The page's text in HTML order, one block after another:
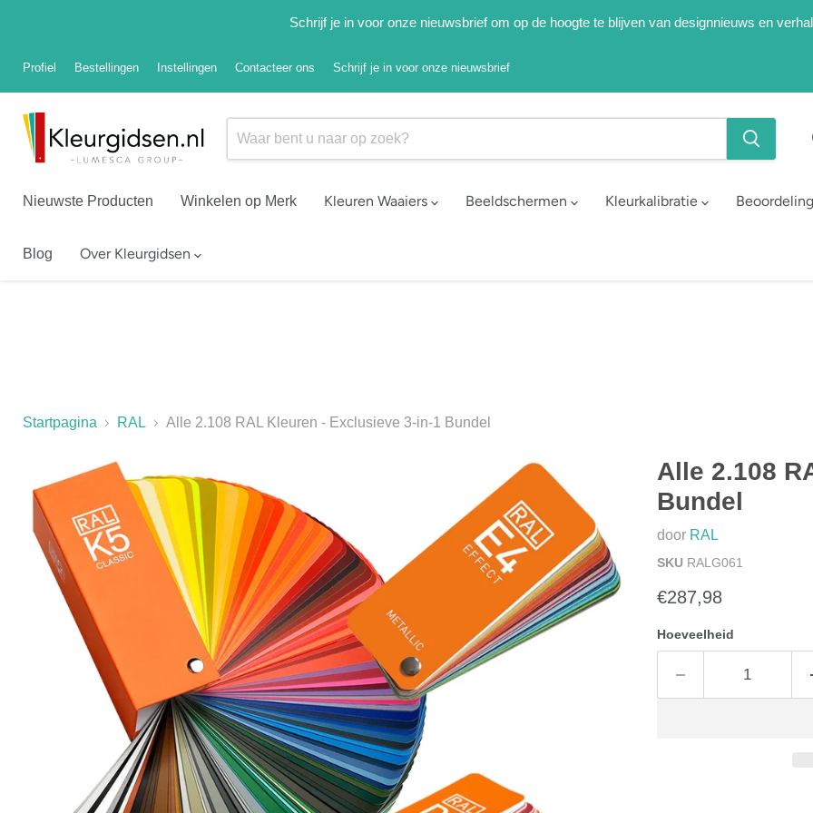
Schrijf je in voor onze nieuwsbrief om op de hoogte te blijven van designnieuws en
Profiel Bestellingen Instellingen Contacteer ons Schrijf je in voor onze nieuwsbrief
Nieuwste Producten Winkelen op Merk Kleuren Waaiers Beeldschermen Kleurkalibratie
Blog Over Kleurgidsen
Startpagina RAL Alle 2.108 RAL Kleuren - Exclusieve 3-in-1 Bundel
Alle 2.108
Bundel
door RAL
SKU RALG061
Huidige prijs
€287,98
Hoeveelheid